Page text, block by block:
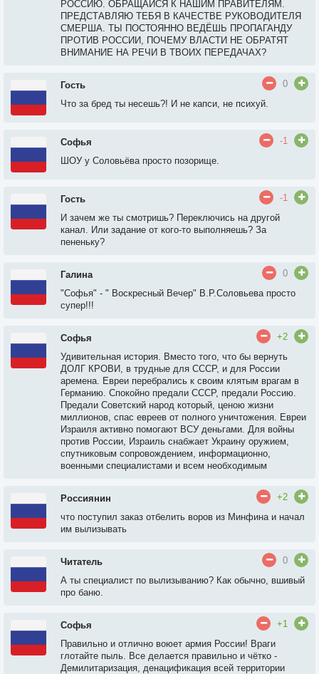
РОССИЮ. ОБРАЩАЙСЯ К НАШИМ ПРАВИТЕЛЯМ.
ПРЕДСТАВЛЯЮ ТЕБЯ В КАЧЕСТВЕ РУКОВОДИТЕЛЯ
СМЕРША. ТЫ ПОСТОЯННО ВЕДЁШЬ ПРОПАГАНДУ
ПРОТИВ РОССИИ, ПОЧЕМУ ВЛАСТИ НЕ ОБРАТЯТ
ВНИМАНИЕ НА РЕЧИ В ТВОИХ ПЕРЕДАЧАХ?
Гость
0
Что за бред ты несешь?! И не капси, не психуй.
Софья
-1
ШОУ у Соловьёва просто позорище.
Гость
-1
И зачем же ты смотришь? Переключись на другой
канал. Или задание от кого-то выполняешь? За
пененьку?
Галина
0
"Софья" - " Воскресный Вечер" В.Р.Соловьева просто
супер!!!
Софья
+2
Удивительная история. Вместо того, что бы вернуть
ДОЛГ КРОВИ, в трудные для СССР, и для России
аремена. Евреи перебрались к своим клятым врагам в
Германию. Спокойно предали СССР, предали Россию.
Предали Советский народ который, ценою жизни
миллионов, спас евреев от полного уничтожения. Евреи
Израиля активно помогают ВСУ деньгами. Для войны
против России, Израиль снабжает Украину оружием,
спутниковым сопровождением, информационно,
военными специалистами и всем необходимым
Россиянин
+2
что поступил заказ отбелить воров из Минфина и начал
им вылизывать
Читатель
0
А ты специалист по вылизыванию? Как обычно, вшивый
про баню.
Софья
+1
Правильно и отлично воюет армия России! Враги
глотайте пыль. Все делается правильно и чётко -
Демилитаризация, денацификация всей территории